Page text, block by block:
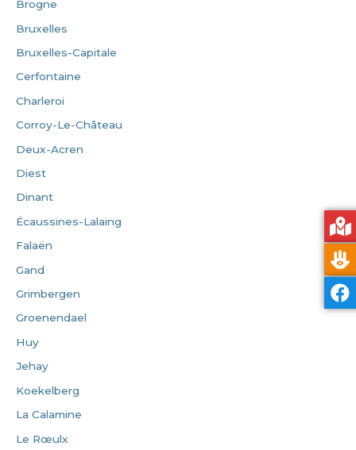
Brogne
Bruxelles
Bruxelles-Capitale
Cerfontaine
Charleroi
Corroy-Le-Château
Deux-Acren
Diest
Dinant
Écaussines-Lalaing
Falaën
Gand
Grimbergen
Groenendael
Huy
Jehay
Koekelberg
La Calamine
Le Rœulx